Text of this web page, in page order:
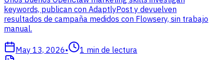
keywords, publican con AdaptlyPost y devuelven
resultados de campaña medidos con Flowsery, sin trabajo
manual.
May 13, 2026• 1 min de lectura